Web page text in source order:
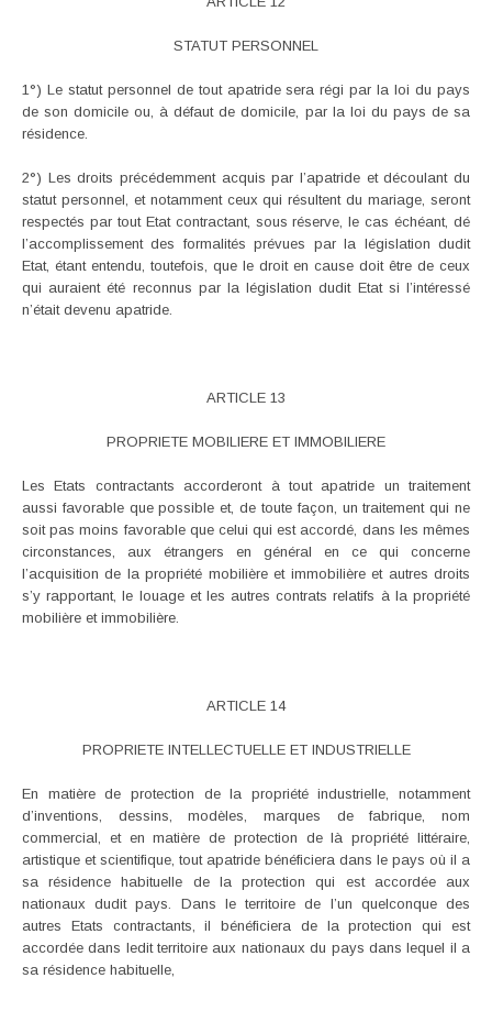
STATUT PERSONNEL
1°) Le statut personnel de tout apatride sera régi par la loi du pays
de son domicile ou, à défaut de domicile, par la loi du pays de sa
résidence.
2°) Les droits précédemment acquis par l’apatride et découlant du
statut personnel, et notamment ceux qui résultent du mariage, seront
respectés par tout Etat contractant, sous réserve, le cas échéant, dé
l’accomplissement des formalités prévues par la législation dudit
Etat, étant entendu, toutefois, que le droit en cause doit être de ceux
qui auraient été reconnus par la législation dudit Etat si l’intéressé
n’était devenu apatride.
ARTICLE 13
PROPRIETE MOBILIERE ET IMMOBILIERE
Les Etats contractants accorderont à tout apatride un traitement
aussi favorable que possible et, de toute façon, un traitement qui ne
soit pas moins favorable que celui qui est accordé, dans les mêmes
circonstances, aux étrangers en général en ce qui concerne
l’acquisition de la propriété mobilière et immobilière et autres droits
s’y rapportant, le louage et les autres contrats relatifs à la propriété
mobilière et immobilière.
ARTICLE 14
PROPRIETE INTELLECTUELLE ET INDUSTRIELLE
En matière de protection de la propriété industrielle, notamment
d’inventions, dessins, modèles, marques de fabrique, nom
commercial, et en matière de protection de là propriété littéraire,
artistique et scientifique, tout apatride bénéficiera dans le pays où il a
sa résidence habituelle de la protection qui est accordée aux
nationaux dudit pays. Dans le territoire de l’un quelconque des
autres Etats contractants, il bénéficiera de la protection qui est
accordée dans ledit territoire aux nationaux du pays dans lequel il a
sa résidence habituelle,